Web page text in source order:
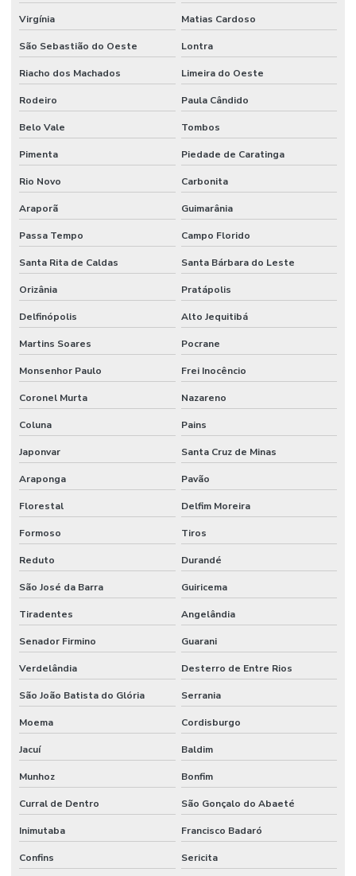
Virgínia Matias Cardoso
São Sebastião do Oeste Lontra
Riacho dos Machados Limeira do Oeste
Rodeiro Paula Cândido
Belo Vale Tombos
Pimenta Piedade de Caratinga
Rio Novo Carbonita
Araporã Guimarânia
Passa Tempo Campo Florido
Santa Rita de Caldas Santa Bárbara do Leste
Orizânia Pratápolis
Delfinópolis Alto Jequitibá
Martins Soares Pocrane
Monsenhor Paulo Frei Inocêncio
Coronel Murta Nazareno
Coluna Pains
Japonvar Santa Cruz de Minas
Araponga Pavão
Florestal Delfim Moreira
Formoso Tiros
Reduto Durandé
São José da Barra Guiricema
Tiradentes Angelândia
Senador Firmino Guarani
Verdelândia Desterro de Entre Rios
São João Batista do Glória Serrania
Moema Cordisburgo
Jacuí Baldim
Munhoz Bonfim
Curral de Dentro São Gonçalo do Abaeté
Inimutaba Francisco Badaró
Confins Sericita